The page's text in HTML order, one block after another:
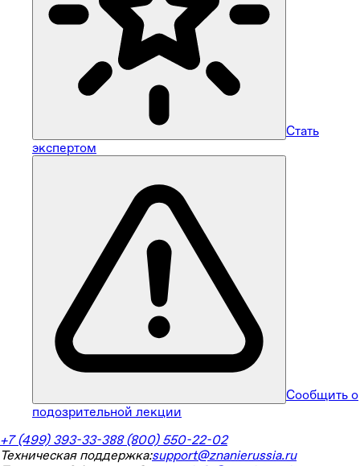
Стать
экспертом
Сообщить о
подозрительной лекции
+7 (499) 393-33-388 (800) 550-22-02
Техническая поддержка:support@znanierussia.ru